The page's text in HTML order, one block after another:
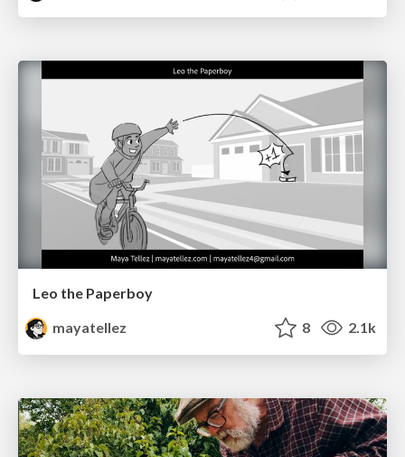
Leo the Paperboy
mayatellez
8 2.1k